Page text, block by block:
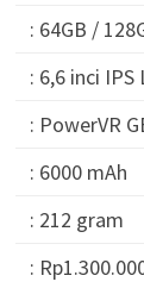
: 64GB /
: 6,6 inci IPS
: PowerVR
: 6000 mAh
: 212 gram
: